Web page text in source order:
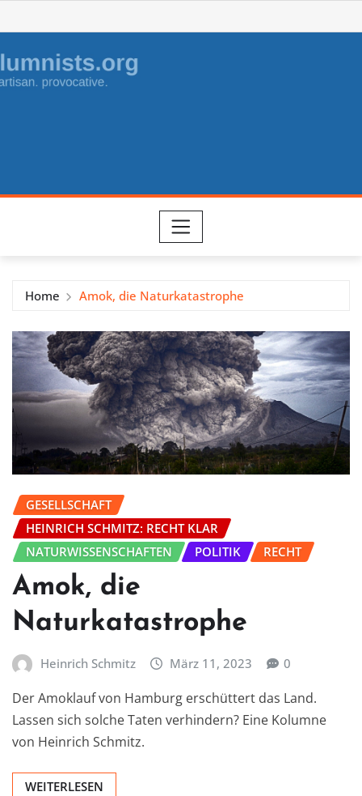
to
content
Home Amok, die Naturkatastrophe
GESELLSCHAFT
HEINRICH SCHMITZ: RECHT KLAR
NATURWISSENSCHAFTEN
POLITIK RECHT
Amok, die
Naturkatastrophe
Heinrich Schmitz März 11, 2023 0
Der Amoklauf von Hamburg erschüttert das Land.
Lassen sich solche Taten verhindern? Eine Kolumne
von Heinrich Schmitz.
WEITERLESEN